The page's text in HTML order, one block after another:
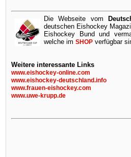
Die Webseite vom
deutschen Eishockey
Eishockey Bund und
welche im SHOP verfügbar
Weitere interessante Links
www.eishockey-online.com
www.eishockey-deutschland.info
www.frauen-eishockey.com
www.uwe-krupp.de